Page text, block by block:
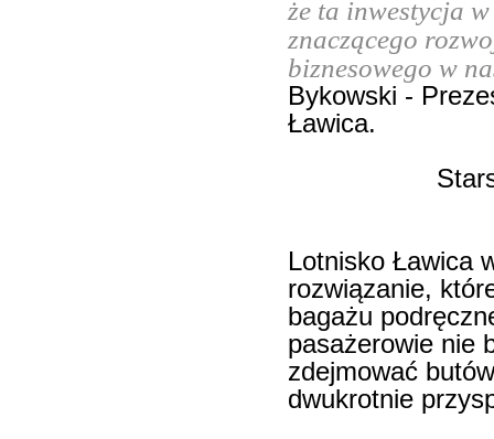
że ta inwestycja
znaczącego
biznesowego w
Bykowski -
Ławica.
Lotnisko Ławica
rozwiązanie,
bagażu
pasażerowie nie
zdejmować
dwukrotnie